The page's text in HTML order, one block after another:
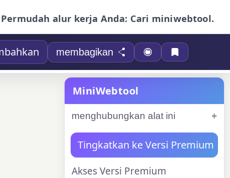
Permudah alur kerja Anda: Cari miniwebtool.
membagikan
MiniWebtool
menghubungkan alat ini
Tingkatkan ke Versi Premium
Akses Versi Premium